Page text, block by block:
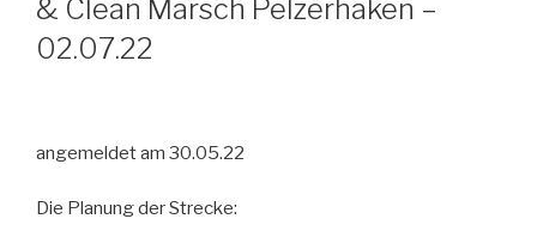
& Clean Marsch Pelzerhaken –
02.07.22
angemeldet am 30.05.22
Die Planung der Strecke: